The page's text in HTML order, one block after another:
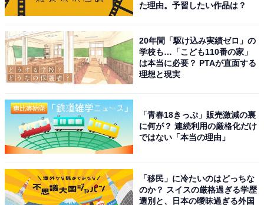
た理由。予習したい作品は？
20年間「駆け込み実績ゼロ」の
学校も…「こども110番の家」
は本当に必要？ PTAが直面する
理想と現実
「青春18きっぷ」販売激減の裏
に何が？ 連続利用の厳格化だけ
ではない「本当の理由」
「移民」に冷たいのはどっちな
のか？ スイスの厳格過ぎる学歴
選別と、日本の曖昧過ぎる外国